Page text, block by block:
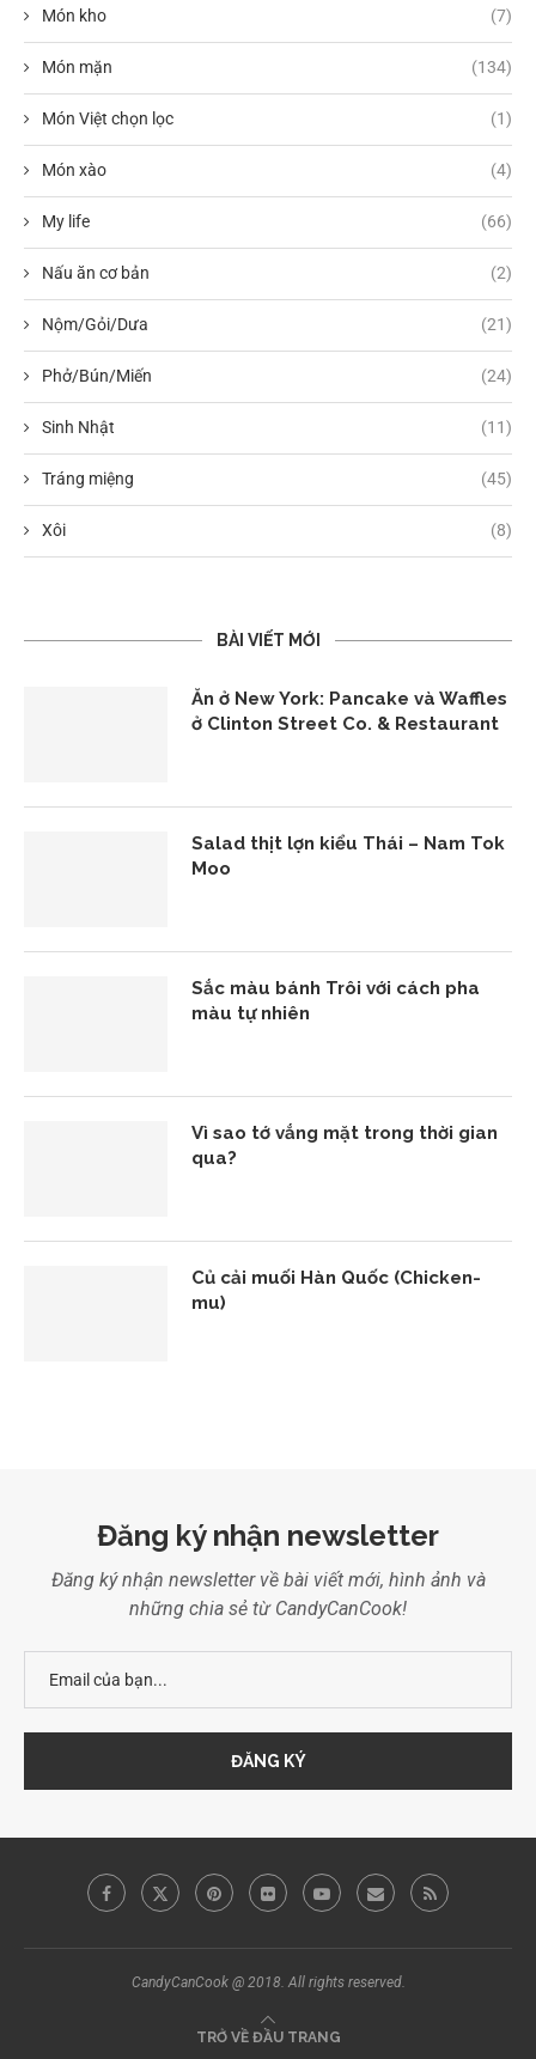
Món kho (7)
Món mặn (134)
Món Việt chọn lọc (1)
Món xào (4)
My life (66)
Nấu ăn cơ bản (2)
Nộm/Gỏi/Dưa (21)
Phở/Bún/Miến (24)
Sinh Nhật (11)
Tráng miệng (45)
Xôi (8)
BÀI VIẾT MỚI
Ăn ở New York: Pancake và Waffles
ở Clinton Street Co. & Restaurant
Salad thịt lợn kiểu Thái – Nam Tok
Moo
Sắc màu bánh Trôi với cách pha
màu tự nhiên
Vì sao tớ vắng mặt trong thời gian
qua?
Củ cải muối Hàn Quốc (Chicken-
mu)
Đăng ký nhận newsletter
Đăng ký nhận newsletter về bài viết mới, hình ảnh và
những chia sẻ từ CandyCanCook!
CandyCanCook @ 2018. All rights reserved.
TRỞ VỀ ĐẦU TRANG